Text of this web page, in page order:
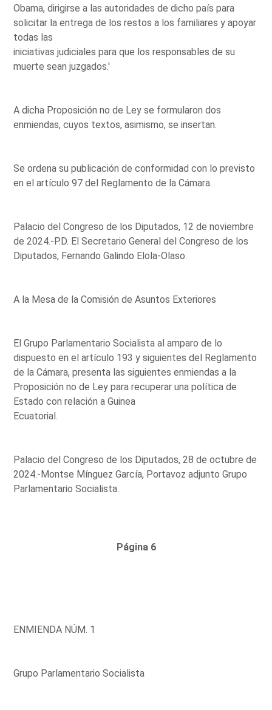
Obama, dirigirse a las autoridades de dicho país para
solicitar la entrega de los restos a los familiares y apoyar
todas las
iniciativas judiciales para que los responsables de su
muerte sean juzgados.'
A dicha Proposición no de Ley se formularon dos
enmiendas, cuyos textos, asimismo, se insertan.
Se ordena su publicación de conformidad con lo previsto
en el artículo 97 del Reglamento de la Cámara.
Palacio del Congreso de los Diputados, 12 de noviembre
de 2024.-P.D. El Secretario General del Congreso de los
Diputados, Fernando Galindo Elola-Olaso.
A la Mesa de la Comisión de Asuntos Exteriores
El Grupo Parlamentario Socialista al amparo de lo
dispuesto en el artículo 193 y siguientes del Reglamento
de la Cámara, presenta las siguientes enmiendas a la
Proposición no de Ley para recuperar una política de
Estado con relación a Guinea
Ecuatorial.
Palacio del Congreso de los Diputados, 28 de octubre de
2024.-Montse Mínguez García, Portavoz adjunto Grupo
Parlamentario Socialista.
Página 6
ENMIENDA NÚM. 1
Grupo Parlamentario Socialista